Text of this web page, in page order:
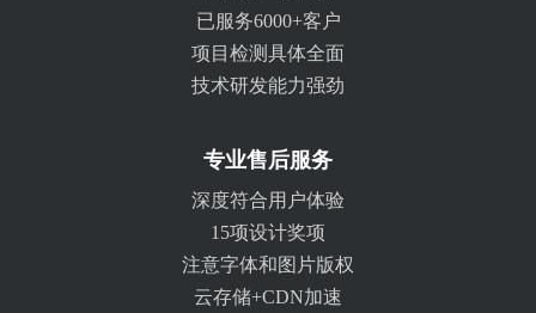
已服务6000+客户
项目检测具体全面
技术研发能力强劲
专业售后服务
深度符合用户体验
15项设计奖项
注意字体和图片版权
云存储+CDN加速